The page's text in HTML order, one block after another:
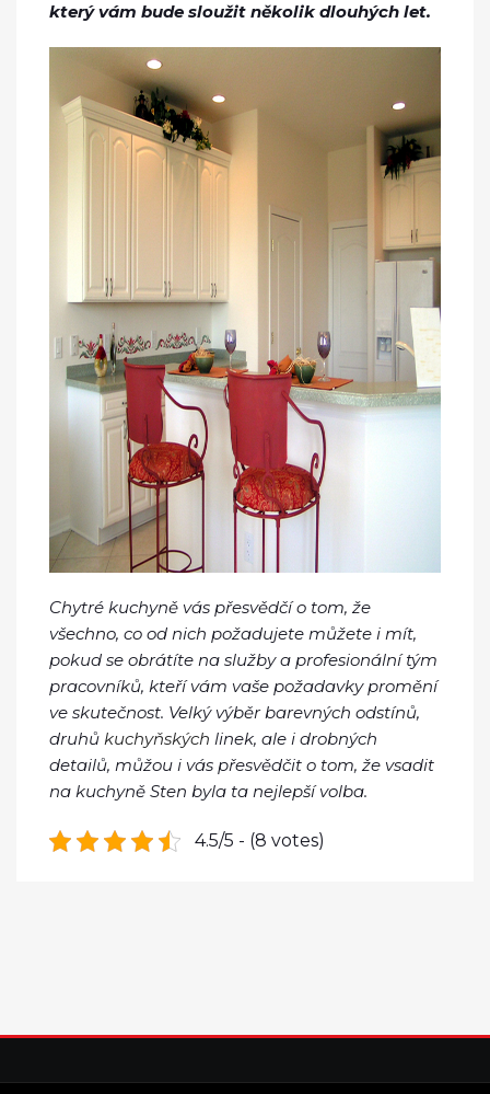
který vám bude sloužit několik dlouhých let.
Chytré kuchyně vás přesvědčí o tom, že
všechno, co od nich požadujete můžete i mít,
pokud se obrátíte na služby a profesionální tým
pracovníků, kteří vám vaše požadavky promění
ve skutečnost. Velký výběr barevných odstínů,
druhů kuchyňských linek, ale i drobných
detailů, můžou i vás přesvědčit o tom, že vsadit
na kuchyně Sten byla ta nejlepší volba.
4.5/5 - (8 votes)